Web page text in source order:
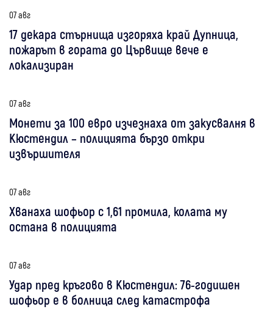
07 авг
17 декара стърнища изгоряха край Дупница,
пожарът в гората до Цървище вече е
локализиран
07 авг
Монети за 100 евро изчезнаха от закусвалня в
Кюстендил – полицията бързо откри
извършителя
07 авг
Хванаха шофьор с 1,61 промила, колата му
остана в полицията
07 авг
Удар пред кръгово в Кюстендил: 76-годишен
шофьор е в болница след катастрофа